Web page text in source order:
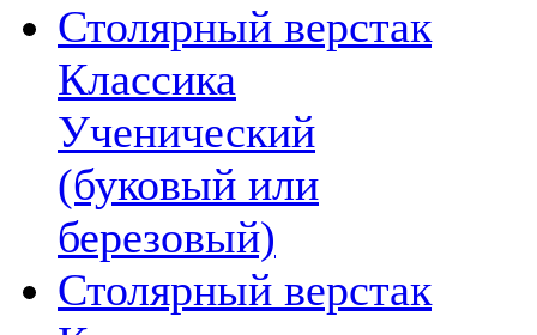
Столярный верстак
Классика
Ученический
(буковый или
березовый)
Столярный верстак